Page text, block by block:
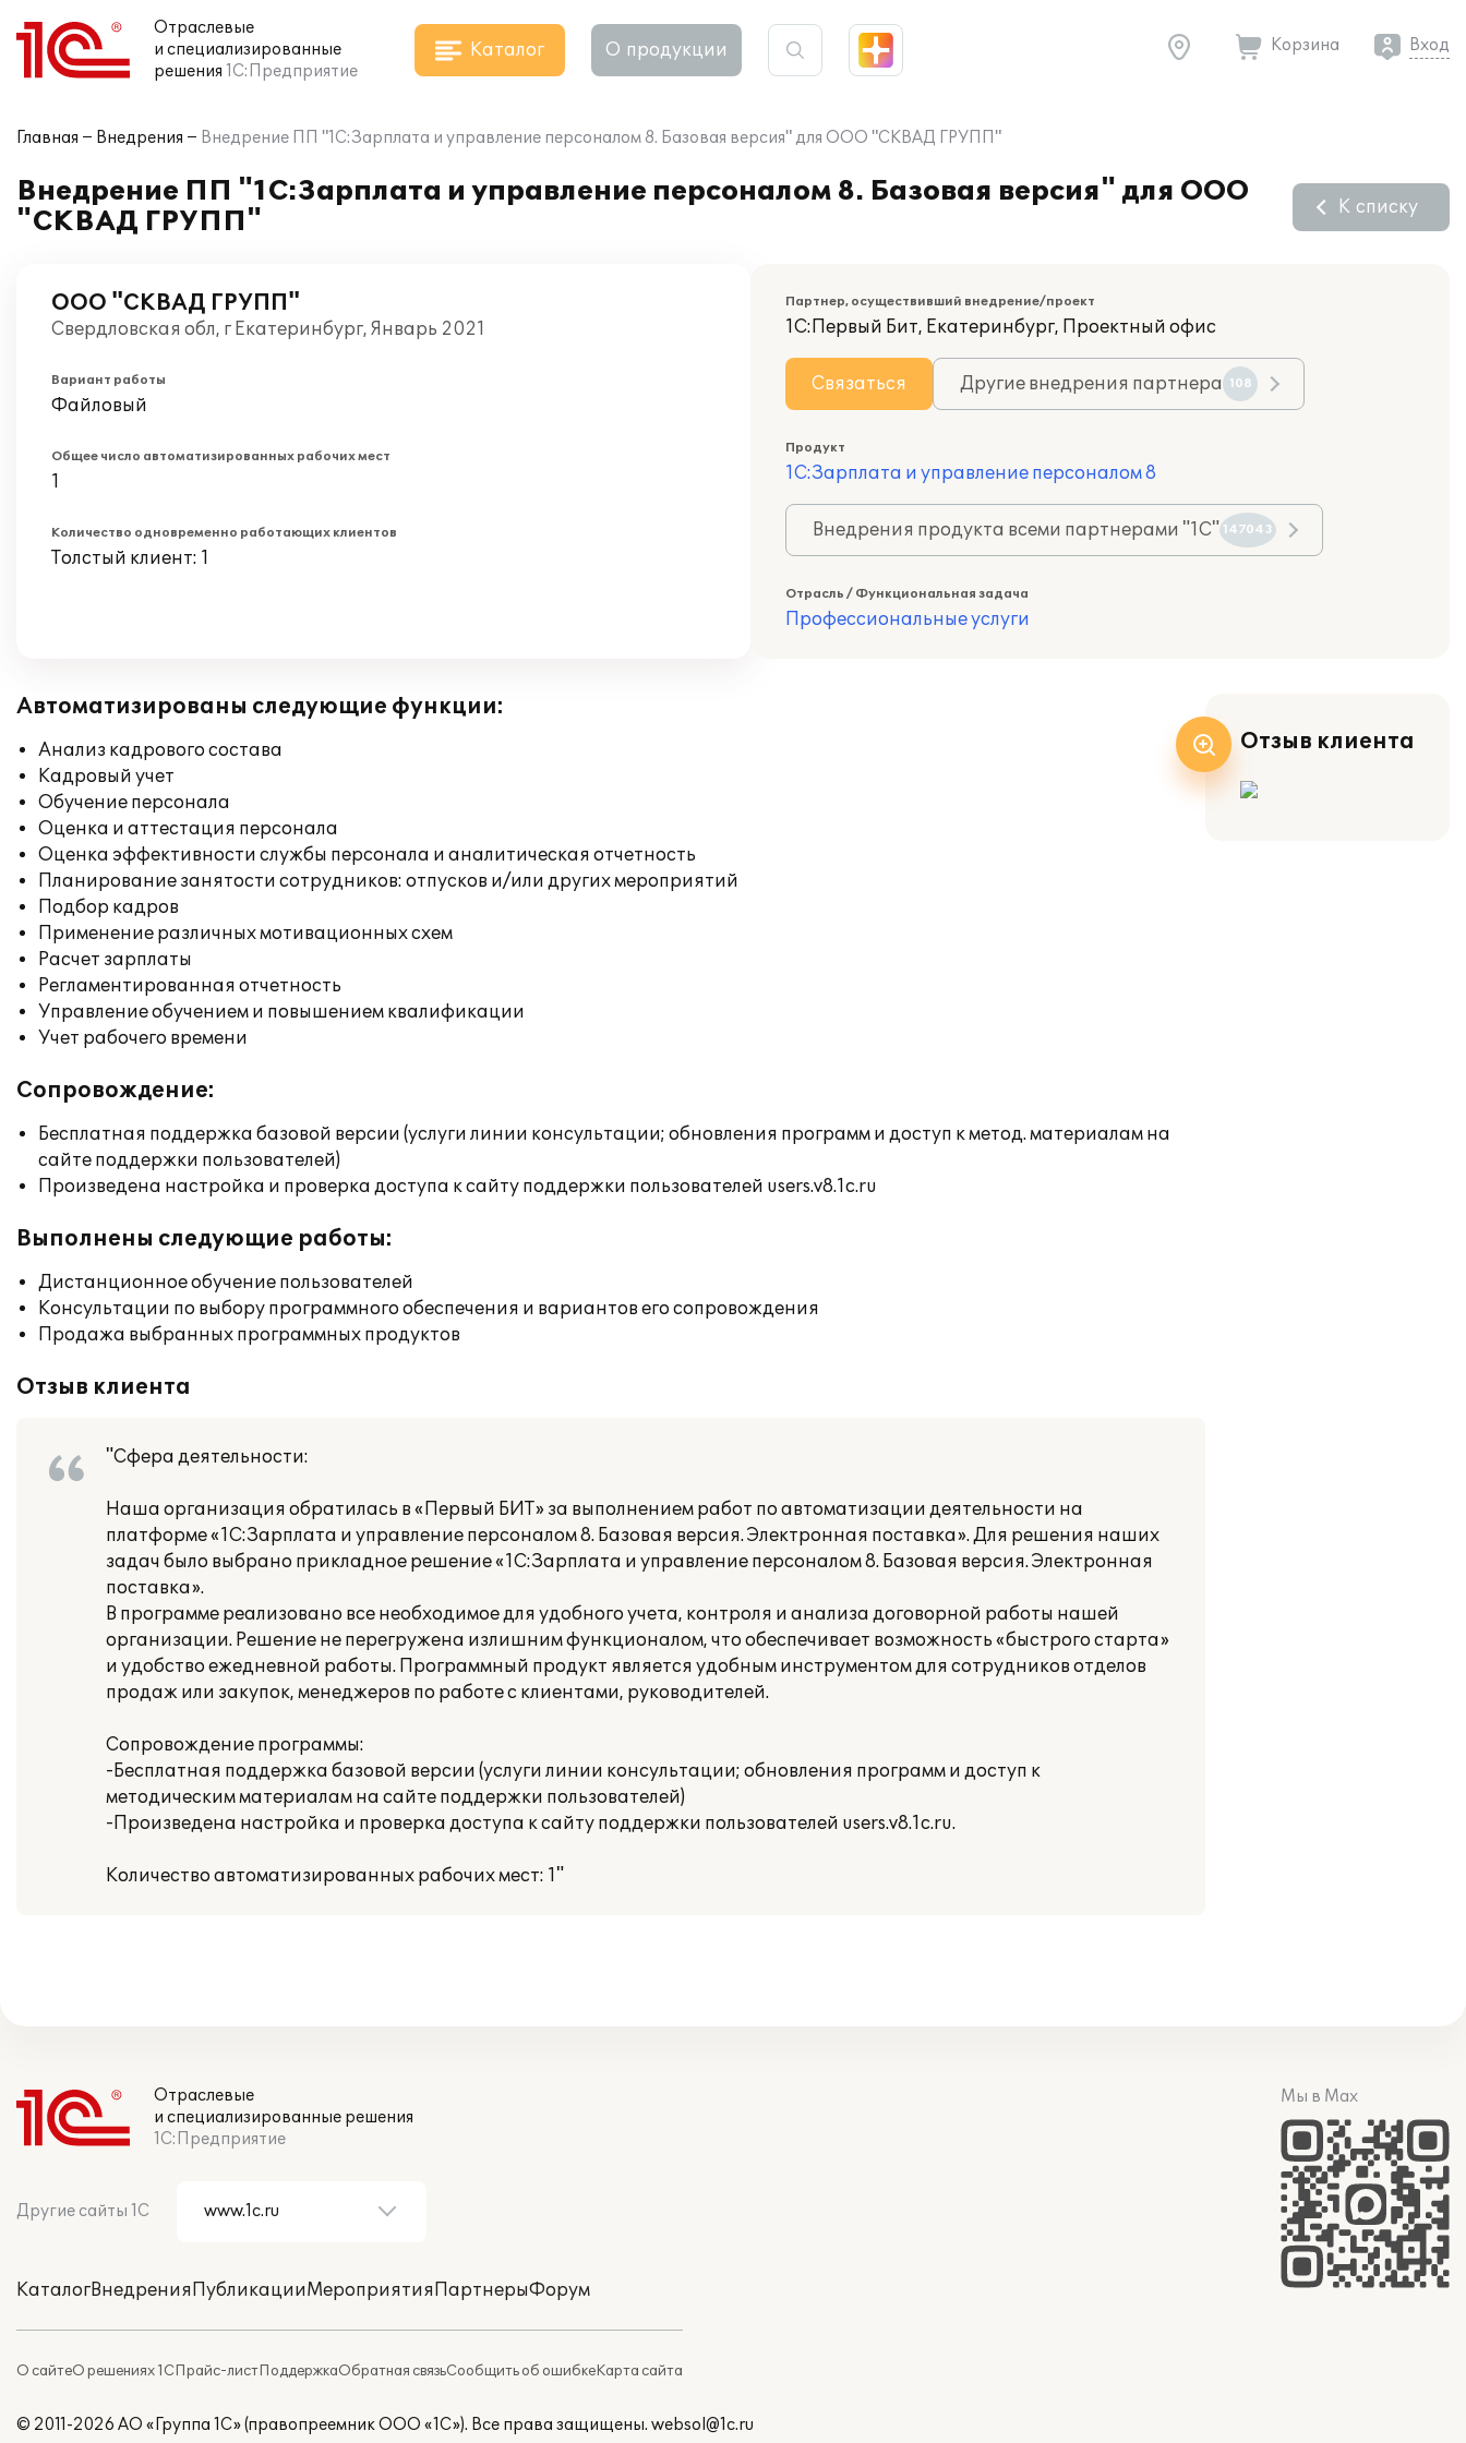
Отраслевые
и специализированные
решения 1С:Предприятие
Каталог О продукции Корзина Вход
Главная Внедрения Внедрение ПП "1С:Зарплата и управление персоналом 8. Базовая версия" для ООО "СКВАД ГРУПП"
Внедрение ПП "1С:Зарплата и управление персоналом 8. Базовая версия" для ООО
"СКВАД ГРУПП"
К списку
ООО "СКВАД ГРУПП"
Свердловская обл, г Екатеринбург, Январь 2021
Вариант работы
Файловый
Общее число автоматизированных рабочих мест
1
Количество одновременно работающих клиентов
Толстый клиент: 1
Партнер, осуществивший внедрение/проект
1С:Первый Бит, Екатеринбург, Проектный офис
Связаться Другие внедрения партнера 108
Продукт
1С:Зарплата и управление персоналом 8
Внедрения продукта всеми партнерами "1С" 147043
Отрасль / Функциональная задача
Профессиональные услуги
Автоматизированы следующие функции:
Анализ кадрового состава
Кадровый учет
Обучение персонала
Оценка и аттестация персонала
Оценка эффективности службы персонала и аналитическая отчетность
Планирование занятости сотрудников: отпусков и/или других мероприятий
Подбор кадров
Применение различных мотивационных схем
Расчет зарплаты
Регламентированная отчетность
Управление обучением и повышением квалификации
Учет рабочего времени
Сопровождение:
Бесплатная поддержка базовой версии (услуги линии консультации; обновления программ и доступ к метод. материалам на
сайте поддержки пользователей)
Произведена настройка и проверка доступа к сайту поддержки пользователей users.v8.1c.ru
Выполнены следующие работы:
Дистанционное обучение пользователей
Консультации по выбору программного обеспечения и вариантов его сопровождения
Продажа выбранных программных продуктов
Отзыв клиента
"Сфера деятельности:
Наша организация обратилась в «Первый БИТ» за выполнением работ по автоматизации деятельности на
платформе «1С:Зарплата и управление персоналом 8. Базовая версия. Электронная поставка». Для решения наших
задач было выбрано прикладное решение «1С:Зарплата и управление персоналом 8. Базовая версия. Электронная
поставка».
В программе реализовано все необходимое для удобного учета, контроля и анализа договорной работы нашей
организации. Решение не перегружена излишним функционалом, что обеспечивает возможность «быстрого старта»
и удобство ежедневной работы. Программный продукт является удобным инструментом для сотрудников отделов
продаж или закупок, менеджеров по работе с клиентами, руководителей.
Сопровождение программы:
-Бесплатная поддержка базовой версии (услуги линии консультации; обновления программ и доступ к
методическим материалам на сайте поддержки пользователей)
-Произведена настройка и проверка доступа к сайту поддержки пользователей users.v8.1c.ru.
Количество автоматизированных рабочих мест: 1"
Отзыв клиента
Отраслевые
и специализированные решения
1С:Предприятие
Другие сайты 1С
КаталогВнедренияПубликацииМероприятияПартнерыФорум
О сайтеО решениях 1СПрайс-листПоддержкаОбратная связьСообщить об ошибкеКарта сайта
Мы в Max
© 2011-2026 АО «Группа 1С» (правопреемник ООО «1С»). Все права защищены. websol@1c.ru